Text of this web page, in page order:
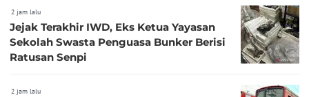
2 jam lalu
Jejak Terakhir IWD, Eks Ketua Yayasan
Sekolah Swasta Penguasa Bunker Berisi
Ratusan Senpi
2 jam lalu